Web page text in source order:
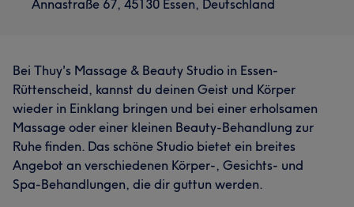
Annastraße 67, 45130 Essen, Deutschland
Bei Thuy's Massage & Beauty Studio in Essen-
Rüttenscheid, kannst du deinen Geist und Körper
wieder in Einklang bringen und bei einer erholsamen
Massage oder einer kleinen Beauty-Behandlung zur
Ruhe finden. Das schöne Studio bietet ein breites
Angebot an verschiedenen Körper-, Gesichts- und
Spa-Behandlungen, die dir guttun werden.